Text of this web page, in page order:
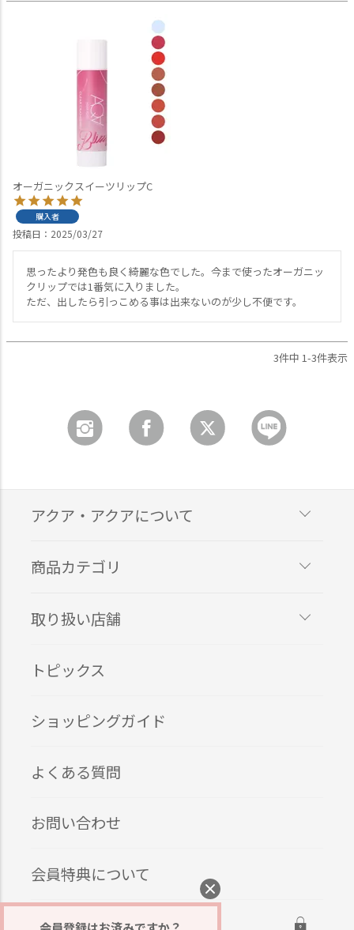
オーガニックスイーツリップC
購入者
投稿日 2025/03/27
思ったより発色も良く綺麗な色でした。今まで使ったオーガニッ
クリップでは1番気に入りました。
ただ、出したら引っこめる事は出来ないのが少し不便です。
3件中 1-3件表示
アクア・アクアについて
商品カテゴリ
取り扱い店舗
トピックス
ショッピングガイド
よくある質問
お問い合わせ
会員特典について
ログイン